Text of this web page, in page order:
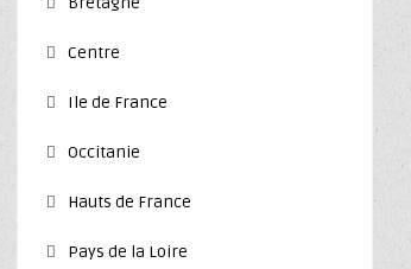
Centre
Ile de France
Occitanie
Hauts de France
Pays de la Loire